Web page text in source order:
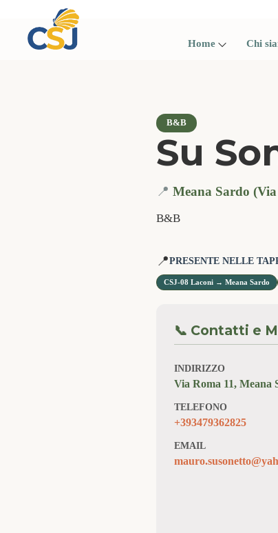
content
Home Chi
B&B
Su
📍 Meana Sardo
B&B
📍PRESENTE NELLE
CSJ-08 Laconi → Meana Sardo
📞 Contatti e
INDIRIZZO
Via Roma 11, Meana
TELEFONO
+393479362825
EMAIL